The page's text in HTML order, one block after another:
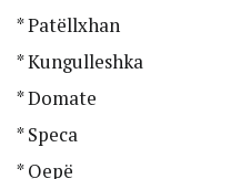
* Patëllxhan
* Kungulleshka
* Domate
* Speca
* Qepë